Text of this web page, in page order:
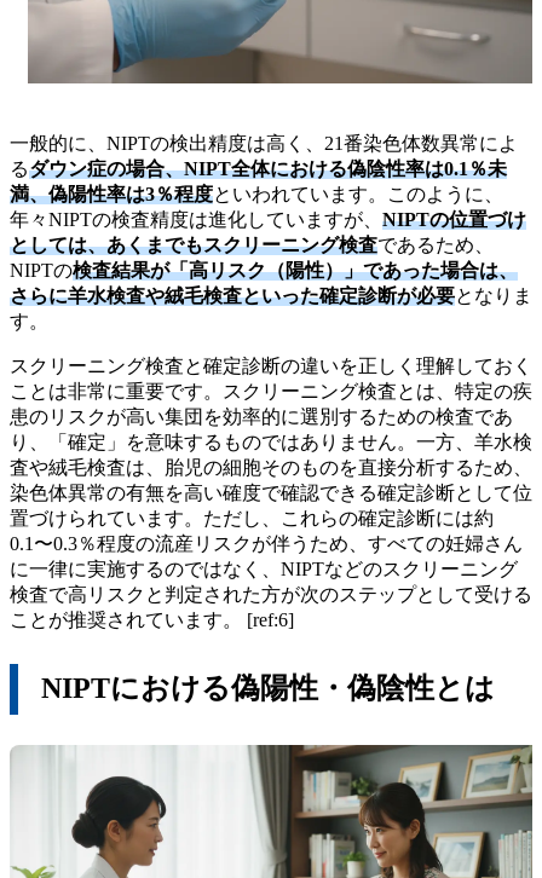
一般的に、NIPTの検出精度は高く、21番染色体数異常によ
るダウン症の場合、NIPT全体における偽陰性率は0.1％未
満、偽陽性率は3％程度といわれています。このように、
年々NIPTの検査精度は進化していますが、 NIPTの位置づけ
としては、あくまでもスクリーニング検査であるため、
NIPTの検査結果が「高リスク（陽性）」であった場合は、
さらに羊水検査や絨毛検査といった確定診断が必要となりま
す。
スクリーニング検査と確定診断の違いを正しく理解しておく
ことは非常に重要です。スクリーニング検査とは、特定の疾
患のリスクが高い集団を効率的に選別するための検査であ
り、「確定」を意味するものではありません。一方、羊水検
査や絨毛検査は、胎児の細胞そのものを直接分析するため、
染色体異常の有無を高い確度で確認できる確定診断として位
置づけられています。ただし、これらの確定診断には約
0.1〜0.3％程度の流産リスクが伴うため、すべての妊婦さん
に一律に実施するのではなく、NIPTなどのスクリーニング
検査で高リスクと判定された方が次のステップとして受ける
ことが推奨されています。 [ref:6]
NIPTにおける偽陽性・偽陰性とは